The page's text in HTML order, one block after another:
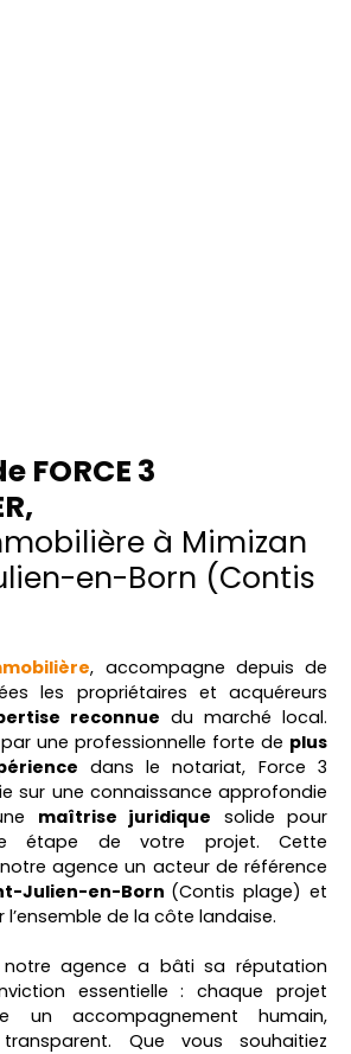
FORCE 3
à Mimizan
en-Born (Contis
, accompagne depuis de
les propriétaires et acquéreurs
reconnue du marché local.
une professionnelle forte de plus
dans le notariat, Force 3
sur une connaissance approfondie
maîtrise juridique solide pour
étape de votre projet. Cette
agence un acteur de référence
Julien-en-Born (Contis plage) et
de la côte landaise.
agence a bâti sa réputation
essentielle : chaque projet
un accompagnement humain,
Que vous souhaitiez